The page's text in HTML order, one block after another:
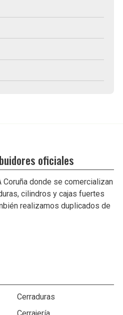
oficiales
Coruña donde se comercializan
cilindros y cajas fuertes
realizamos duplicados de
Cerraduras